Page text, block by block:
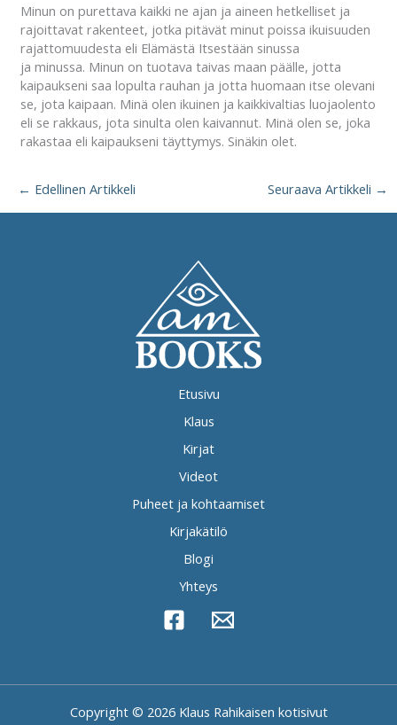
Minun on purettava kaikki ne ajan ja aineen hetkelliset ja
rajoittavat rakenteet, jotka pitävät minut poissa ikuisuuden
rajattomuudesta eli Elämästä Itsestään sinussa
ja minussa. Minun on tuotava taivas maan päälle, jotta
kaipaukseni saa lopulta rauhan ja jotta huomaan itse olevani
se, jota kaipaan. Minä olen ikuinen ja kaikkivaltias luojaolento
eli se rakkaus, jota sinulta olen kaivannut. Minä olen se, joka
rakastaa eli kaipaukseni täyttymys. Sinäkin olet.
← Edellinen Artikkeli Seuraava Artikkeli →
Etusivu
Klaus
Kirjat
Videot
Puheet ja kohtaamiset
Kirjakätilö
Blogi
Yhteys
Copyright © 2026 Klaus Rahikaisen kotisivut